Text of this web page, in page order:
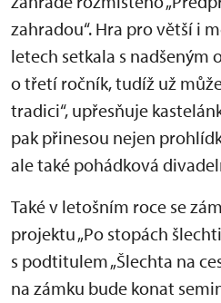
zahradou“. Hra pro větší i
letech setkala s nadšeným
o třetí ročník, tudíž už
tradici“, upřesňuje
pak přinesou nejen
ale také pohádková
Také v letošním roce se
projektu „Po stopách
s podtitulem „Šlechta na
na zámku bude konat